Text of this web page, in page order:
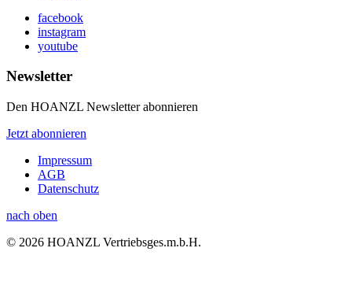
facebook
instagram
youtube
Newsletter
Den HOANZL Newsletter abonnieren
Jetzt abonnieren
Impressum
AGB
Datenschutz
nach oben
© 2026 HOANZL Vertriebsges.m.b.H.